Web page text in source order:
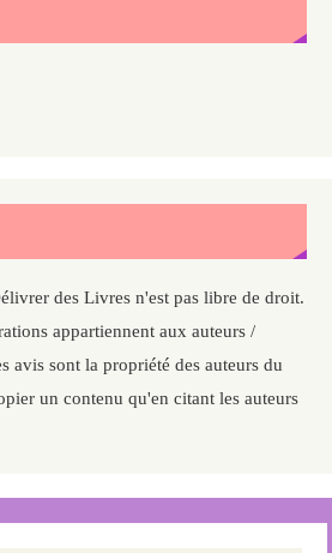
des Livres n'est pas libre de droit.
appartiennent aux auteurs /
avis sont la propriété des auteurs du
un contenu qu'en citant les auteurs